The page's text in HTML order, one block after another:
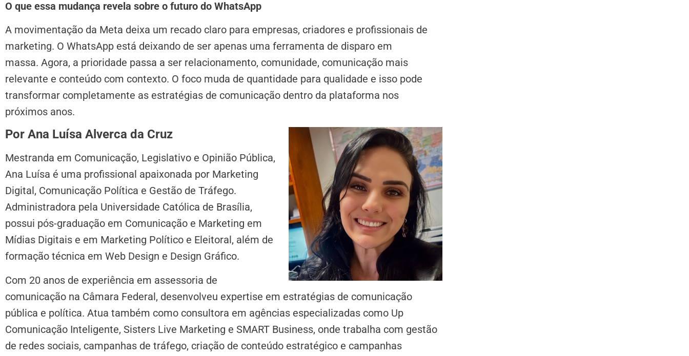
O que essa mudança revela sobre o futuro do WhatsApp
A movimentação da Meta deixa um recado claro para empresas, criadores e profissionais de
marketing. O WhatsApp está deixando de ser apenas uma ferramenta de disparo em
massa. Agora, a prioridade passa a ser relacionamento, comunidade, comunicação mais
relevante e conteúdo com contexto. O foco muda de quantidade para qualidade e isso pode
transformar completamente as estratégias de comunicação dentro da plataforma nos
próximos anos.
Por Ana Luísa Alverca da Cruz
Mestranda em Comunicação, Legislativo e Opinião Pública,
Ana Luísa é uma profissional apaixonada por Marketing
Digital, Comunicação Política e Gestão de Tráfego.
Administradora pela Universidade Católica de Brasília,
possui pós-graduação em Comunicação e Marketing em
Mídias Digitais e em Marketing Político e Eleitoral, além de
formação técnica em Web Design e Design Gráfico.
Com 20 anos de experiência em assessoria de
comunicação na Câmara Federal, desenvolveu expertise em estratégias de comunicação
pública e política. Atua também como consultora em agências especializadas como Up
Comunicação Inteligente, Sisters Live Marketing e SMART Business, onde trabalha com gestão
de redes sociais, campanhas de tráfego, criação de conteúdo estratégico e campanhas